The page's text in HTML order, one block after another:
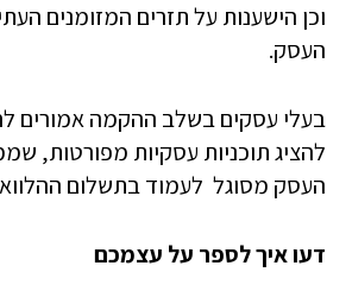
וכן הישענות על תזרים המזומנים
העסק.
בעלי עסקים בשלב ההקמה אמורים
להציג תוכניות עסקיות מפורטות,
העסק מסוגל לעמוד בתשלום
דעו איך לספר על עצמכם